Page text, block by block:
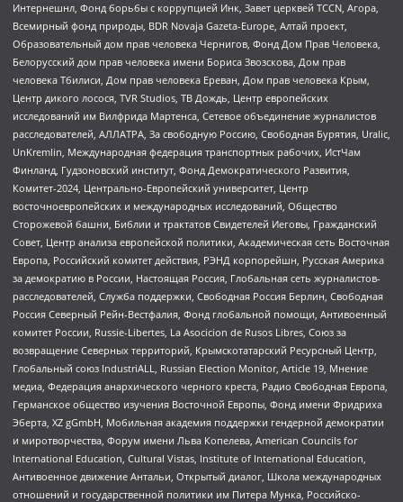
Интернешнл, Фонд борьбы с коррупцией Инк, Завет церквей TCCN, Агора,
Всемирный фонд природы, BDR Novaja Gazeta-Europe, Алтай проект,
Образовательный дом прав человека Чернигов, Фонд Дом Прав Человека,
Белорусский дом прав человека имени Бориса Звозскова, Дом прав
человека Тбилиси, Дом прав человека Ереван, Дом прав человека Крым,
Центр дикого лосося, TVR Studios, ТВ Дождь, Центр европейских
исследований им Вилфрида Мартенса, Сетевое объединение журналистов
расследователей, АЛЛАТРА, За свободную Россию, Свободная Бурятия, Uralic,
UnKremlin, Международная федерация транспортных рабочих, ИстЧам
Финланд, Гудзоновский институт, Фонд Демократического Развития,
Комитет-2024, Центрально-Европейский университет, Центр
восточноевропейских и международных исследований, Общество
Сторожевой башни, Библии и трактатов Свидетелей Иеговы, Гражданский
Совет, Центр анализа европейской политики, Академическая сеть Восточная
Европа, Российский комитет действия, РЭНД корпорейшн, Русская Америка
за демократию в России, Настоящая Россия, Глобальная сеть журналистов-
расследователей, Служба поддержки, Свободная Россия Берлин, Свободная
Россия Северный Рейн-Вестфалия, Фонд глобальной помощи, Антивоенный
комитет России, Russie-Libertes, La Asocicion de Rusos Libres, Союз за
возвращение Северных территорий, Крымскотатарский Ресурсный Центр,
Глобальный союз IndustriALL, Russian Election Monitor, Article 19, Мнение
медиа, Федерация анархического черного креста, Радио Свободная Европа,
Германское общество изучения Восточной Европы, Фонд имени Фридриха
Эберта, XZ gGmbH, Мобильная академия поддержки гендерной демократии
и миротворчества, Форум имени Льва Копелева, American Councils for
International Education, Cultural Vistas, Institute of International Education,
Антивоенное движение Антальи, Открытый диалог, Школа международных
отношений и государственной политики им Питера Мунка, Российско-